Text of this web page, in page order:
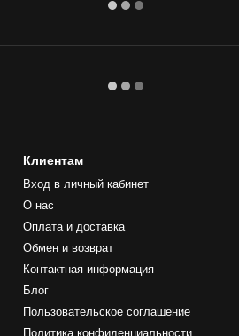
Клиентам
Вход в личный кабинет
О нас
Оплата и доставка
Обмен и возврат
Контактная информация
Блог
Пользовательское соглашение
Политика конфиденциальности